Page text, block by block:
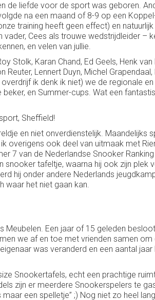
de liefde voor de sport was geboren.
na een maand of 8-9 op een
training heeft geen effect) en
Cees als trouwe wedstrijdleider –
en velen van jullie.
Stolk, Karan Chand, Ed Geels, Henk van
Lennert Duyn, Michel Grapendaal,
ik denk ik niet) we de regionale en
en Summer-cups. Wat een
Sheffield!
en niet onverdienstelijk. Maandelijks
overigens ook deel van uitmaak met
7 van de Nederlandse Snooker
tafeltje, waarna hij ook zijn plek
hij onder andere Nederlands
waar het niet gaan kan.
Meubelen. Een jaar of 15 geleden
we af en toe met vrienden samen om
was veranderd en een aantal jaar
Snookertafels, echt een prachtige
zijn er meerdere Snookerspelers te
een spelletje” ;) Nog niet zo heel